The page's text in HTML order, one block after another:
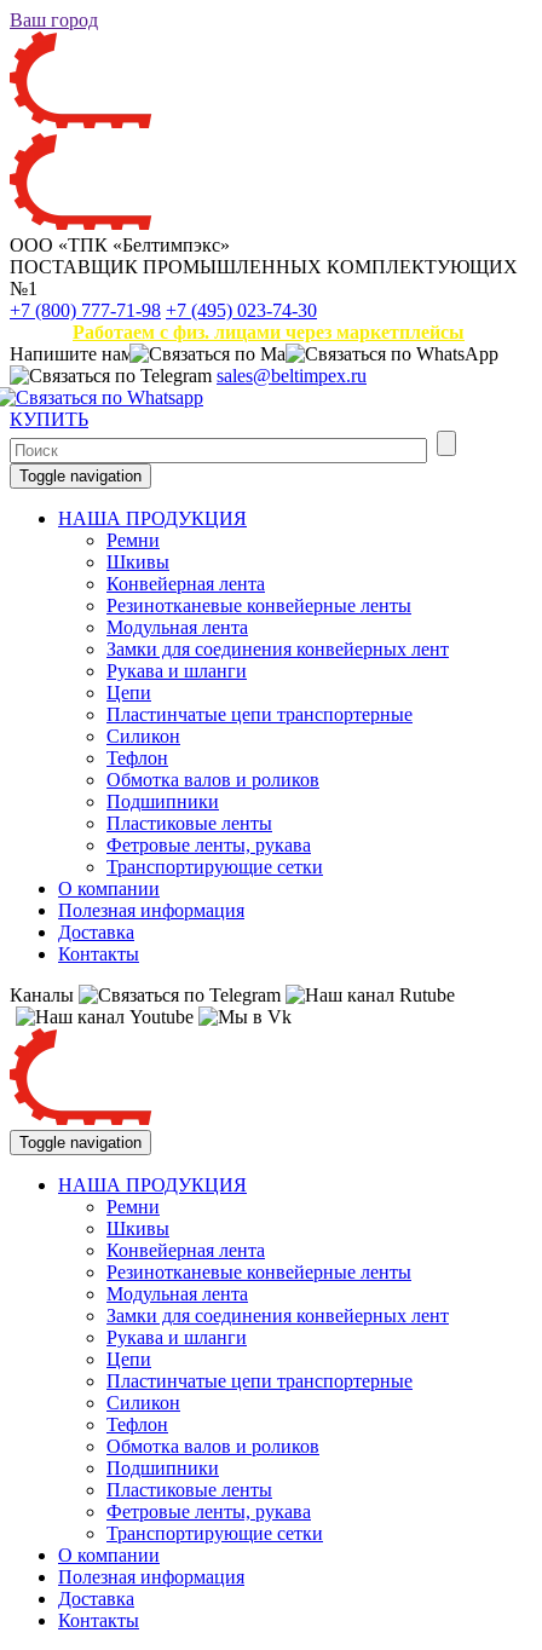
Ваш город
ООО «ТПК «Белтимпэкс»
ПОСТАВЩИК ПРОМЫШЛЕННЫХ КОМПЛЕКТУЮЩИХ
№1
+7 (800) 777-71-98 +7 (495) 023-74-30
Работаем с физ. лицами через маркетплейсы
Напишите нам
sales@beltimpex.ru
КУПИТЬ
Toggle navigation
НАША ПРОДУКЦИЯ
Ремни
Шкивы
Конвейерная лента
Резинотканевые конвейерные ленты
Модульная лента
Замки для соединения конвейерных лент
Рукава и шланги
Цепи
Пластинчатые цепи транспортерные
Силикон
Тефлон
Обмотка валов и роликов
Подшипники
Пластиковые ленты
Фетровые ленты, рукава
Транспортирующие сетки
О компании
Полезная информация
Доставка
Контакты
Каналы
Toggle navigation
НАША ПРОДУКЦИЯ
Ремни
Шкивы
Конвейерная лента
Резинотканевые конвейерные ленты
Модульная лента
Замки для соединения конвейерных лент
Рукава и шланги
Цепи
Пластинчатые цепи транспортерные
Силикон
Тефлон
Обмотка валов и роликов
Подшипники
Пластиковые ленты
Фетровые ленты, рукава
Транспортирующие сетки
О компании
Полезная информация
Доставка
Контакты